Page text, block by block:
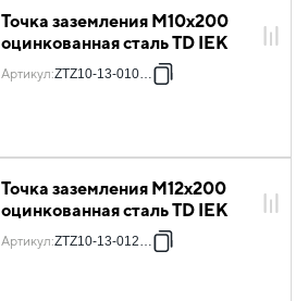
Точка заземления М10х200
оцинкованная сталь TD IEK
Артикул:ZTZ10-13-010-02
Точка заземления М12х200
оцинкованная сталь TD IEK
Артикул:ZTZ10-13-012-02